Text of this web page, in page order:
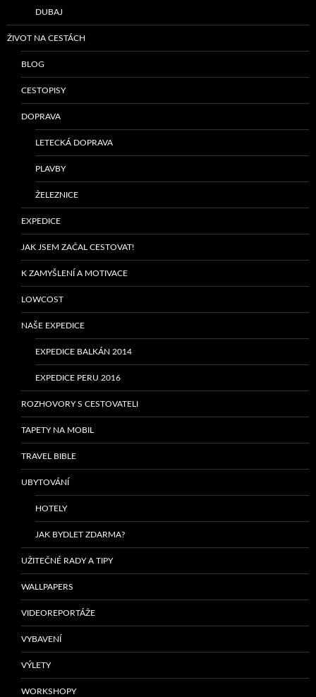
DUBAJ
ŽIVOT NA CESTÁCH
BLOG
CESTOPISY
DOPRAVA
LETECKÁ DOPRAVA
PLAVBY
ŽELEZNICE
EXPEDICE
JAK JSEM ZAČAL CESTOVAT!
K ZAMYŠLENÍ A MOTIVACE
LOWCOST
NAŠE EXPEDICE
EXPEDICE BALKÁN 2014
EXPEDICE PERU 2016
ROZHOVORY S CESTOVATELI
TAPETY NA MOBIL
TRAVEL BIBLE
UBYTOVÁNÍ
HOTELY
JAK BYDLET ZDARMA?
UŽITEČNÉ RADY A TIPY
WALLPAPERS
VIDEOREPORTÁŽE
VYBAVENÍ
VÝLETY
WORKSHOPY